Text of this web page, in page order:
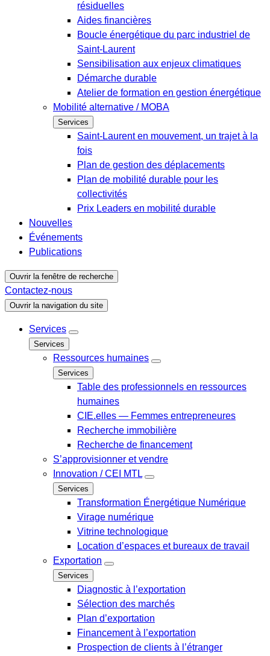
résiduelles
Aides financières
Boucle énergétique du parc industriel de
Saint-Laurent
Sensibilisation aux enjeux climatiques
Démarche durable
Atelier de formation en gestion énergétique
Mobilité alternative / MOBA
Services
Saint-Laurent en mouvement, un trajet à la
fois
Plan de gestion des déplacements
Plan de mobilité durable pour les
collectivités
Prix Leaders en mobilité durable
Nouvelles
Événements
Publications
Ouvrir la fenêtre de recherche
Contactez-nous
Ouvrir la navigation du site
Services
Services
Ressources humaines
Services
Table des professionnels en ressources
humaines
CIE.elles — Femmes entrepreneures
Recherche immobilière
Recherche de financement
S’approvisionner et vendre
Innovation / CEI MTL
Services
Transformation Énergétique Numérique
Virage numérique
Vitrine technologique
Location d’espaces et bureaux de travail
Exportation
Services
Diagnostic à l’exportation
Sélection des marchés
Plan d’exportation
Financement à l’exportation
Prospection de clients à l’étranger